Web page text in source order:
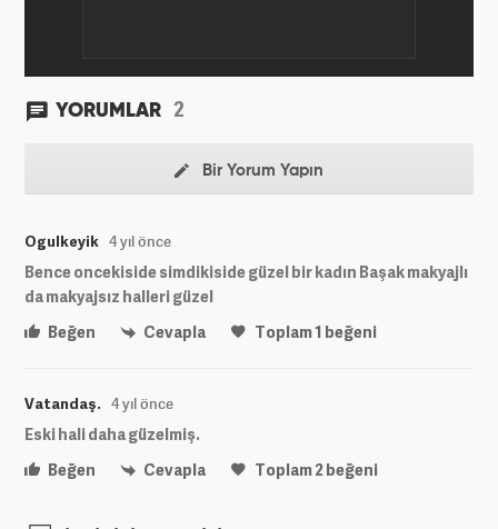
YORUMLAR 2
Bir Yorum Yapın
Ogulkeyik 4 yıl önce
Bence oncekiside simdikiside güzel bir kadın Başak makyajlı
da makyajsız halleri güzel
Beğen
Cevapla Toplam1 beğeni
Vatandaş. 4 yıl önce
Eski hali daha güzelmiş.
Beğen
Cevapla Toplam2beğeni